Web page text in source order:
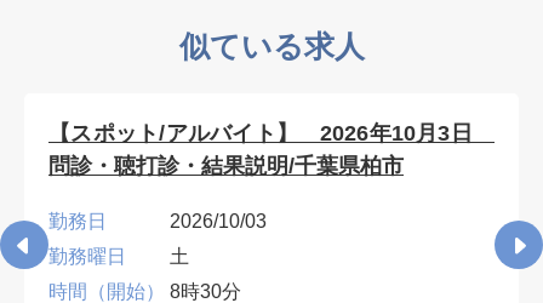
似ている求人
【スポット/アルバイト】 2026年10月3日
問診・聴打診・結果説明/千葉県柏市
勤務日
2026/10/03
勤務曜日
土
時間（開始）
8時30分